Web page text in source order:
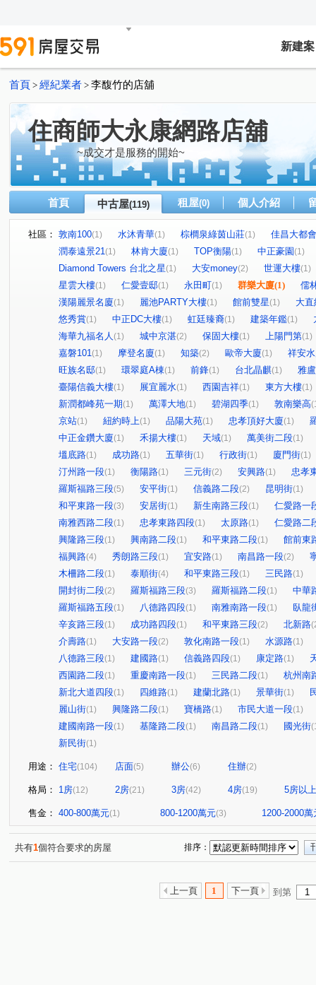
新建案
首頁 > 經紀業者 > 李馥竹的店舖
住商師大永康網路店舖
~成交才是服務的開始~
首頁 中古屋(119) 租屋(0) 個人介紹
社區： 敦南100(1) 水沐青華(1) 棕櫚泉綠茵山莊(1)
佳昌大都
潤泰遠景21(1) 林肯大廈(1) TOP衡陽(1) 中正豪園(1)
Diamond Towers 台北之星(1) 大安money(2) 世運大樓(1)
星雲大樓(1) 仁愛壹邸(1) 永田町(1) 群樂大廈(1)
儒
漢陽麗景名廈(1) 麗池PARTY大樓(1) 館前雙星(1)
大
悠秀賞(1) 中正DC大樓(1) 虹廷臻裔(1) 建築年鑑(1)
海華九福名人 (1) 城中京湛(2) 保固大樓(1) 上陽門第(1)
嘉磐101(1) 摩登名廈(1) 知築(2) 歐帝大廈(1)
祥安
旺族名邸(1) 環翠庭A棟(1) 前鋒(1) 台北晶麒(1)
雅
臺陽信義大樓(1) 展宜麗水(1) 西園吉祥(1) 東方大樓(1)
新潤都峰苑一期(1) 萬澤大地(1) 碧湖四季(1) 敦南樂高
京站(1) 紐約時上(1) 品陽大苑(1) 忠孝頂好大廈(1)
中正金鑽大廈(1) 禾揚大樓(1) 天域(1) 萬美街二段(1)
塭底路(1) 成功路(1) 五華街(1) 行政街(1) 廈門街(1)
汀州路一段(1) 衡陽路(1) 三元街(2) 安興路(1)
忠孝
羅斯福路三段(5) 安平街(1) 信義路二段(2) 昆明街(1)
和平東路一段(3) 安居街(1) 新生南路三段(1)
仁愛路一
南雅西路二段(1) 忠孝東路四段(1) 太原路(1)
仁愛路二
興隆路三段(1) 興南路二段(1) 和平東路二段(1)
館前東
福興路(4) 秀朗路三段(1) 宜安路(1) 南昌路一段(2)
木柵路二段(1) 泰順街(4) 和平東路三段(1) 三民路(1)
開封街二段(2) 羅斯福路三段(3) 羅斯福路二段(1)
中華
羅斯福路五段(1) 八德路四段(1) 南雅南路一段(1)
臥龍
辛亥路三段(1) 成功路四段(1) 和平東路三段(2) 北新路
介壽路(1) 大安路一段(2) 敦化南路一段(1) 水源路(1)
八德路三段(1) 建國路(1) 信義路四段(1) 康定路(1)
西園路二段(1) 重慶南路一段(1) 三民路二段(1)
杭州南
新北大道四段(1) 四維路(1) 建蘭北路(1) 景華街(1)
麗山街(1) 興隆路二段(1) 寶橋路(1) 市民大道一段(1)
建國南路一段(1) 基隆路二段(1) 南昌路二段(1) 國光街
新民街(1)
用途： 住宅(104) 店面(5) 辦公(6) 住辦(2)
格局： 1房(12) 2房(21) 3房(42) 4房(19) 5房以上
售金： 400-800萬元(1) 800-1200萬元(3) 1200-2000萬
共有1個符合要求的房屋 排序：
上一頁 1 下一頁 到第